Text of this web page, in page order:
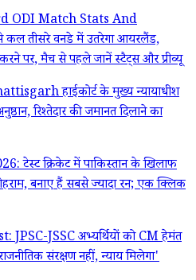
ODI Match Stats And
कल तीसरे वनडे में उतरेगा आयरलैंड,
पर, मैच से पहले जानें स्टैट्स और प्रीव्यू
हाईकोर्ट के मुख्य न्यायाधीश
रिश्तेदार की जमानत दिलाने का
टेस्ट क्रिकेट में पाकिस्तान के खिलाफ
बनाए हैं सबसे ज्यादा रन; एक क्लिक
JSSC अभ्यर्थियों को CM हेमंत
संरक्षण नहीं, न्याय मिलेगा'